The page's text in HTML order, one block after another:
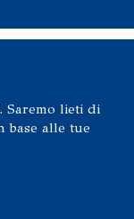
Saremo lieti di
base alle tue